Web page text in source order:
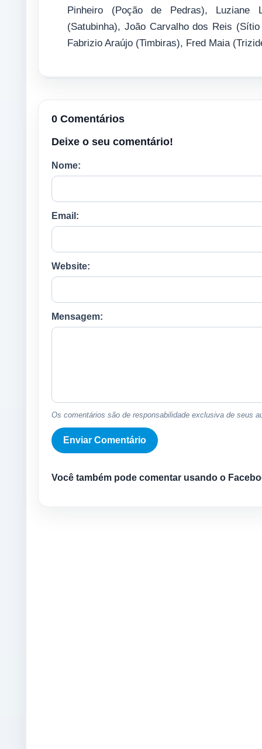
Pinheiro (Poção de Pedras), Luziane
(Satubinha), João Carvalho dos Reis
Fabrizio Araújo (Timbiras), Fred Maia
0 Comentários
Deixe o seu comentário!
Nome:
Email:
Website:
Mensagem:
Os comentários são de responsabilidade exclusiva de seus
Você também pode comentar usando o